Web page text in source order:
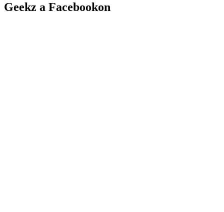
Geekz a Facebookon